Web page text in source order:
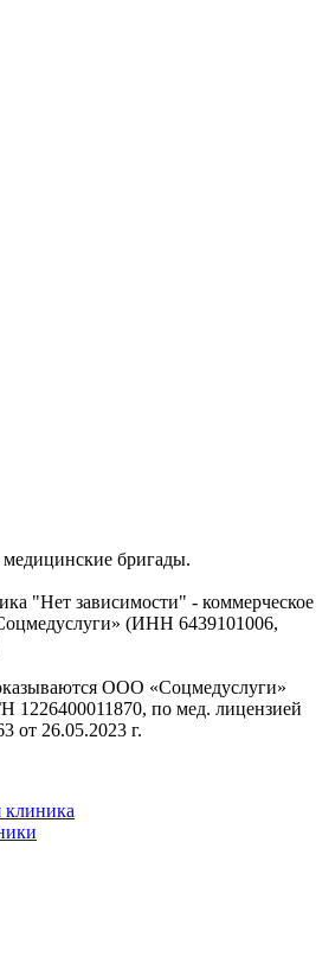
бригады.
"Нет зависимости" - коммерческое
(ИНН 6439101006,
ООО «Соцмедуслуги»
по мед. лицензией
от 26.05.2023 г.
клиника